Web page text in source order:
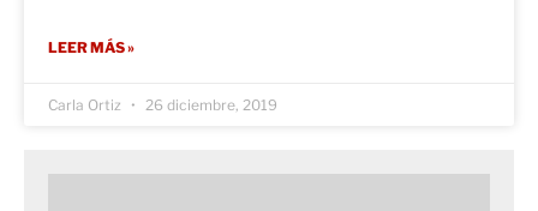
LEER MÁS »
Carla Ortiz 26 diciembre, 2019